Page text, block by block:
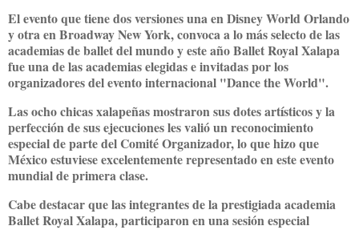
El evento que tiene dos versiones una en Disney World Orlando
y otra en Broadway New York, convoca a lo más selecto de las
academias de ballet del mundo y este año Ballet Royal Xalapa
fue una de las academias elegidas e invitadas por los
organizadores del evento internacional "Dance the World".
Las ocho chicas xalapeñas mostraron sus dotes artísticos y la
perfección de sus ejecuciones les valió un reconocimiento
especial de parte del Comité Organizador, lo que hizo que
México estuviese excelentemente representado en este evento
mundial de primera clase.
Cabe destacar que las integrantes de la prestigiada academia
Ballet Royal Xalapa, participaron en una sesión especial